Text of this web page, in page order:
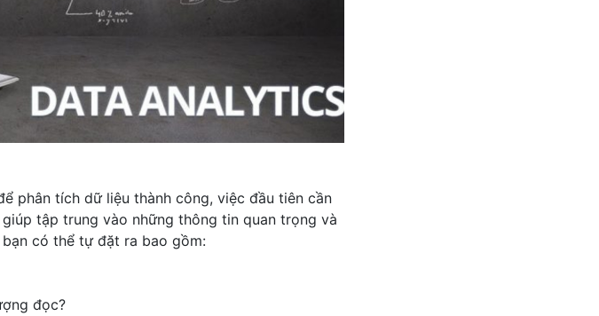
phân tích dữ liệu thành công, việc đầu tiên cần
tập trung vào những thông tin quan trọng và
có thể tự đặt ra bao gồm:
đọc?